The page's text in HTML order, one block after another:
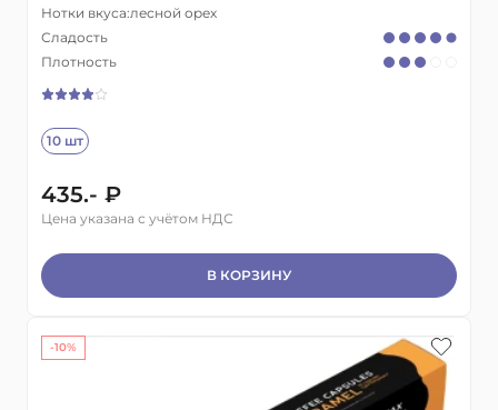
Нотки вкуса:лесной орех
Сладость
Плотность
10 шт
435.- ₽
Цена указана с учётом НДС
В КОРЗИНУ
-10%